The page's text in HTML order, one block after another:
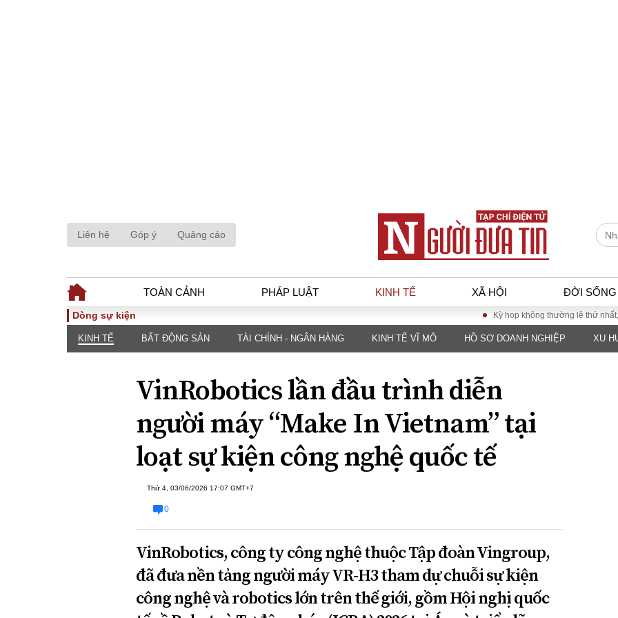
Liên hệ Góp ý Quảng cáo
TOÀN CẢNH PHÁP LUẬT KINH TẾ XÃ HỘI ĐỜI SỐNG
TOÀN CẢNH
Chính sách
Đối thoại
Thế giới
PHÁP LUẬT
Góc nhìn luật gia
Hồ sơ điều tra
An ninh - Hình sự
KINH TẾ
Tài chính - Ngân
hàng
Kinh tế vĩ mô
nghiệp
Xu hướng thị
XÃ HỘI
ĐA CHIỀU
Quan điểm
INFOCUS
Dòng sự kiện Kỳ họp không thường lệ thứ nhất, Quốc
KINH TẾ BẤT ĐỘNG SẢN TÀI CHÍNH - NGÂN HÀNG KINH TẾ VĨ MÔ HỒ SƠ DOANH NGHIỆP XU
VinRobotics lần đầu trình diễn
người máy “Make In Vietnam” tại
loạt sự kiện công nghệ quốc tế
Thứ 4, 03/06/2026 17:07 GMT+7
0
VinRobotics, công ty công nghệ thuộc Tập đoàn Vingroup,
đã đưa nền tảng người máy VR-H3 tham dự chuỗi sự kiện
công nghệ và robotics lớn trên thế giới, gồm Hội nghị quốc